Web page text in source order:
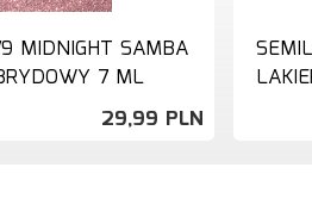
MIDNIGHT SAMBA
7 ML
29,99 PLN